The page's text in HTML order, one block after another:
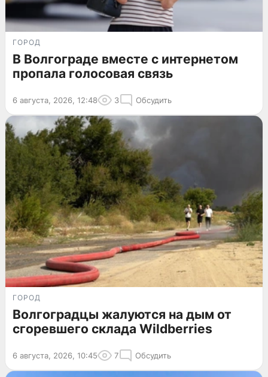
ГОРОД
В Волгограде вместе с интернетом
пропала голосовая связь
6 августа, 2026, 12:48 3 Обсудить
ГОРОД
Волгоградцы жалуются на дым от
сгоревшего склада Wildberries
6 августа, 2026, 10:45 7 Обсудить